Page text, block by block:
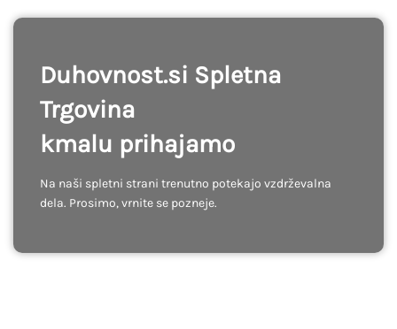
Duhovnost.si Spletna
Trgovina
kmalu prihajamo
Na naši spletni strani trenutno potekajo vzdrževalna
dela. Prosimo, vrnite se pozneje.